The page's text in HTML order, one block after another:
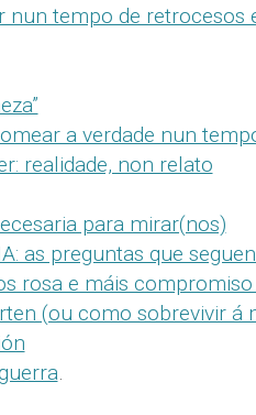
nun tempo de retrocesos
a verdade nun
realidade, non relato
para mirar(nos)
as preguntas que
rosa e máis compromiso
(ou como sobrevivir á
.